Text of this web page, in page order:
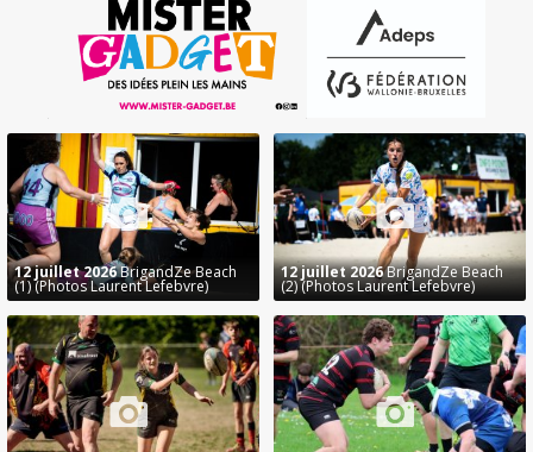
12 juillet 2026BrigandZe Beach
(1) (Photos Laurent Lefebvre)
12 juillet 2026BrigandZe Beach
(2) (Photos Laurent Lefebvre)